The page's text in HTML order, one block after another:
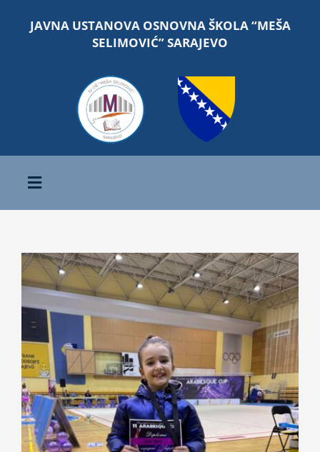
JAVNA USTANOVA OSNOVNA ŠKOLA “MEŠA
SELIMOVIĆ” SARAJEVO
Toggle
Navigation
O školi
Nastava
Učenici
Školske vijesti
View
Larger